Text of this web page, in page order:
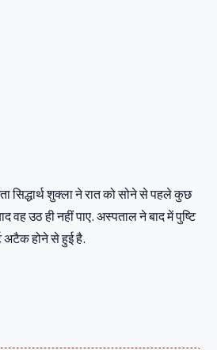
सिद्धार्थ शुक्ला ने रात को सोने से पहले कुछ
वह उठ ही नहीं पाए. अस्पताल ने बाद में पुष्टि
अटैक होने से हुई है.